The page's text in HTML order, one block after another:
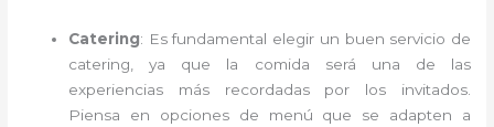
Catering: Es fundamental elegir un buen servicio de
catering, ya que la comida será una de las
experiencias más recordadas por los invitados.
Piensa en opciones de menú que se adapten a